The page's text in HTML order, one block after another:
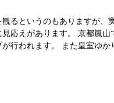
るというのもありますが、
応えがあります。 京都嵐山
行われます。 また皇室ゆか